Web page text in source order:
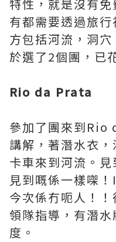
特性，就是沒有
有都需要透過旅
方包括河流，洞
於選了2個團，已
Rio da Prata
參加了團來到Rio
講解，著潛水衣
卡車來到河流。
見到嘅係一樣㗎
今次係冇呃人！
領隊指導，有潛
度。